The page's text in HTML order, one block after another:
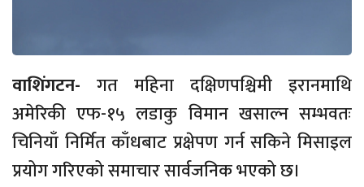
वाशिंगटन- गत महिना दक्षिणपश्चिमी इरानमाथि
अमेरिकी एफ-१५ लडाकु विमान खसाल्न सम्भवतः
चिनियाँ निर्मित काँधबाट प्रक्षेपण गर्न सकिने मिसाइल
प्रयोग गरिएको समाचार सार्वजनिक भएको छ।